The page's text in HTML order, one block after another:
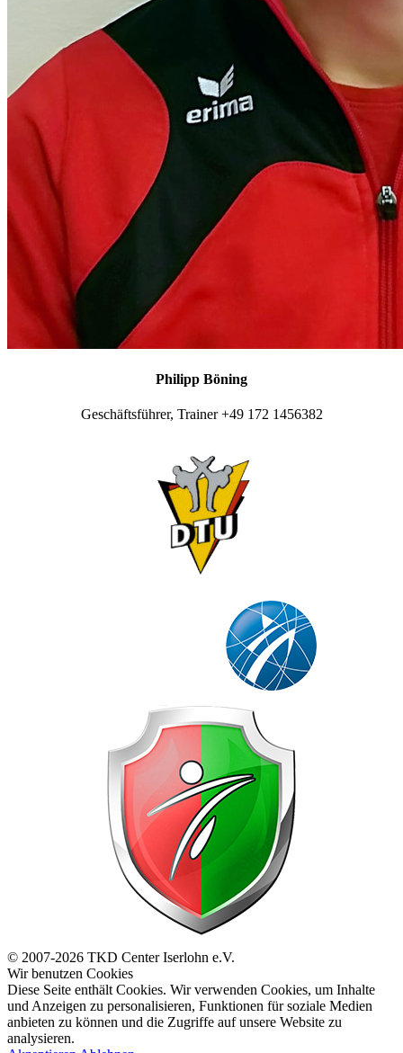
Philipp Böning
Geschäftsführer, Trainer +49 172 1456382
© 2007-2026 TKD Center Iserlohn e.V.
Wir benutzen Cookies
Diese Seite enthält Cookies. Wir verwenden Cookies, um Inhalte
und Anzeigen zu personalisieren, Funktionen für soziale Medien
anbieten zu können und die Zugriffe auf unsere Website zu
analysieren.